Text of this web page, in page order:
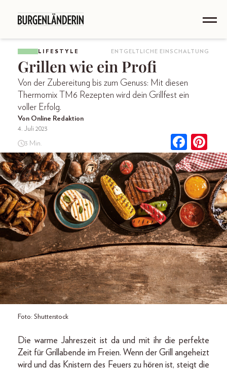
LIFESTYLE ENTGELTLICHE EINSCHALTUNG
Grillen wie ein Profi
Von der Zubereitung bis zum Genuss: Mit diesen
Thermomix TM6 Rezepten wird dein Grillfest ein
voller Erfolg.
Von Online Redaktion
4. Juli 2023
3 Min.
Foto: Shutterstock
Die warme Jahreszeit ist da und mit ihr die perfekte
Zeit für Grillabende im Freien. Wenn der Grill angeheizt
wird und das Knistern des Feuers zu hören ist, steigt die